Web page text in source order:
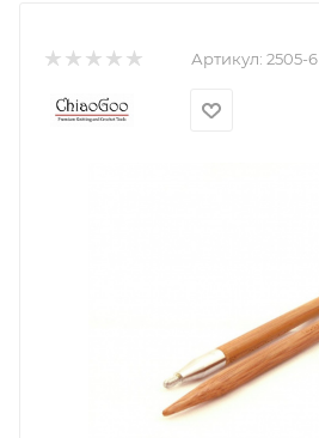
Артикул: 2505-6